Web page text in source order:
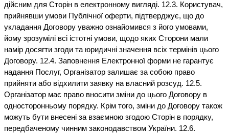
дійсним для Сторін в електронному вигляді. 12.3. Користувач,
прийнявши умови Публічної оферти, підтверджує, що до
укладання Договору уважно ознайомився з його умовами,
йому зрозумілі всі істотні умови, щодо яких Сторони мали
намір досягти згоди та юридичні значення всіх термінів цього
Договору. 12.4. Заповнення Електронної форми не гарантує
надання Послуг, Організатор залишає за собою право
прийняти або відхилити заявку на власний розсуд. 12.5.
Організатор має право вносити зміни до цього Договору в
односторонньому порядку. Крім того, зміни до Договору також
можуть бути внесені за взаємною згодою Сторін в порядку,
передбаченому чинним законодавством України. 12.6.